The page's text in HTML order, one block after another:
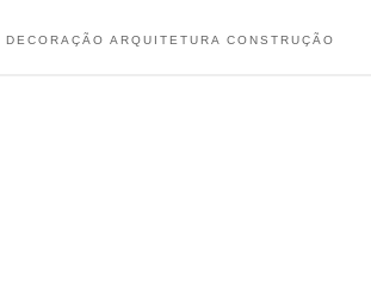
DECORAÇÃO ARQUITETURA CONSTRUÇÃO